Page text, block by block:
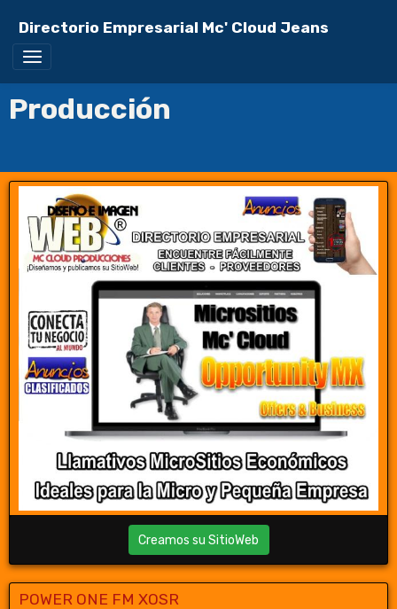
Directorio Empresarial Mc' Cloud Jeans
Producción
Creamos su SitioWeb
POWER ONE FM XOSR